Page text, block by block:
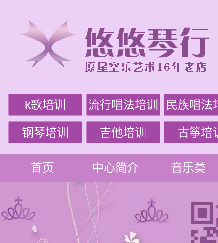
k歌培训 流行唱法培训 民族唱法
钢琴培训 吉他培训 古筝培
首页 中心简介 音乐类